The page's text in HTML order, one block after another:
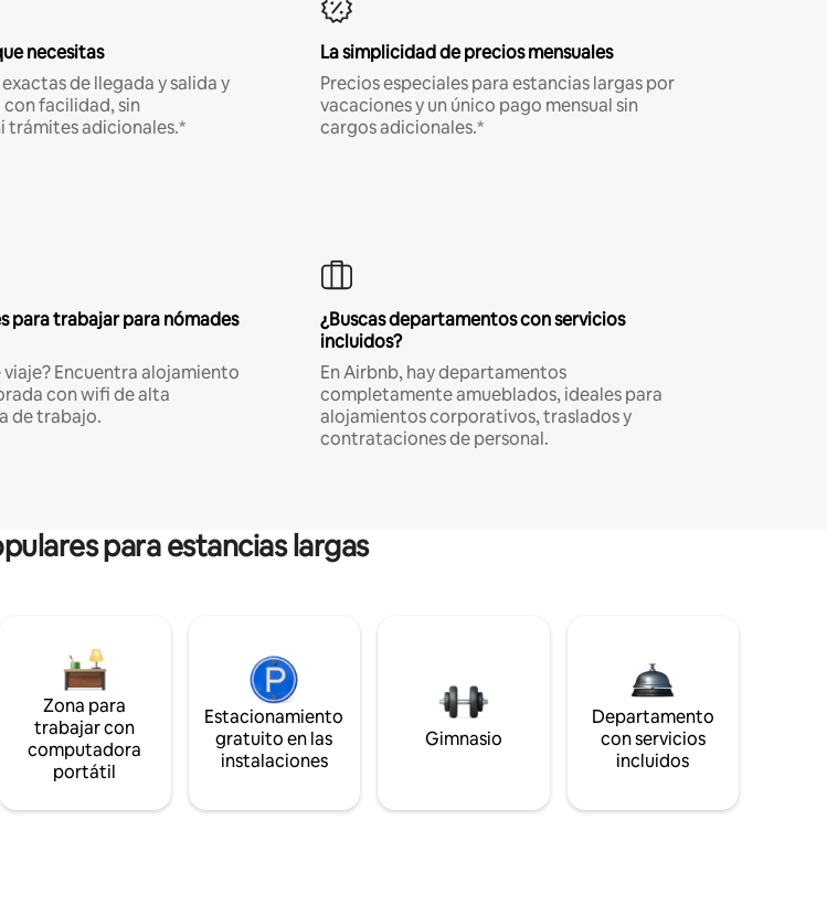
necesitas
de llegada y salida y
con facilidad, sin
trámites adicionales.*
La simplicidad de precios mensuales
Precios especiales para estancias largas por
vacaciones y un único pago mensual sin
cargos adicionales.*
para trabajar para nómades
Encuentra alojamiento
con wifi de alta
de trabajo.
¿Buscas departamentos con servicios
incluidos?
En Airbnb, hay departamentos
completamente amueblados, ideales para
alojamientos corporativos, traslados y
contrataciones de personal.
para estancias largas
Zona para
trabajar con
computadora
portátil
Estacionamiento
gratuito en las
instalaciones
Gimnasio
Departamento
con servicios
incluidos